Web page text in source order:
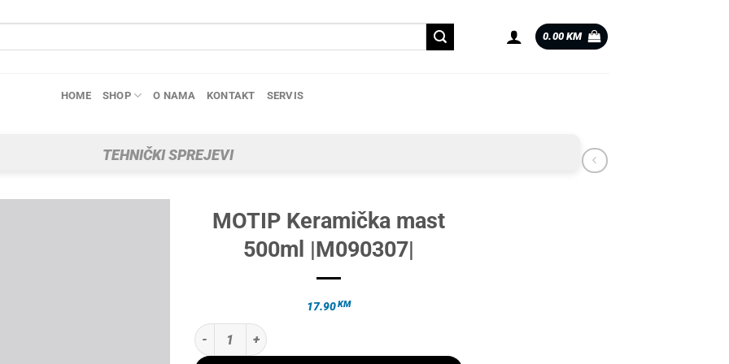
0.00 KM
HOME SHOP O NAMA KONTAKT SERVIS
TEHNIČKI SPREJEVI
MOTIP Keramička mast
500ml |M090307|
17.90KM
MOTIP Keramička mast 500ml |M090307| količina